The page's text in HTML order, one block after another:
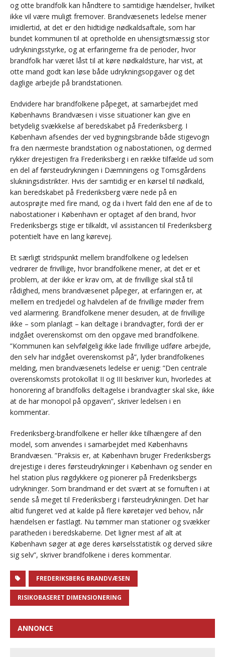
og otte brandfolk kan håndtere to samtidige hændelser, hvilket
ikke vil være muligt fremover. Brandvæsenets ledelse mener
imidlertid, at det er den hidtidige nødkaldsaftale, som har
bundet kommunen til at opretholde en uhensigtsmæssig stor
udrykningsstyrke, og at erfaringerne fra de perioder, hvor
brandfolk har været låst til at køre nødkaldsture, har vist, at
otte mand godt kan løse både udrykningsopgaver og det
daglige arbejde på brandstationen.
Endvidere har brandfolkene påpeget, at samarbejdet med
Københavns Brandvæsen i visse situationer kan give en
betydelig svækkelse af beredskabet på Frederiksberg. I
København afsendes der ved bygningsbrande både stigevogn
fra den nærmeste brandstation og nabostationen, og dermed
rykker drejestigen fra Frederiksberg i en række tilfælde ud som
en del af førsteudrykningen i Dæmningens og Tomsgårdens
slukningsdistrikter. Hvis der samtidig er en kørsel til nødkald,
kan beredskabet på Frederiksberg være nede på en
autosprøjte med fire mand, og da i hvert fald den ene af de to
nabostationer i København er optaget af den brand, hvor
Frederiksbergs stige er tilkaldt, vil assistancen til Frederiksberg
potentielt have en lang kørevej.
Et særligt stridspunkt mellem brandfolkene og ledelsen
vedrører de frivillige, hvor brandfolkene mener, at det er et
problem, at der ikke er krav om, at de frivillige skal stå til
rådighed, mens brandvæsenet påpeger, at erfaringen er, at
mellem en tredjedel og halvdelen af de frivillige møder frem
ved alarmering. Brandfolkene mener desuden, at de frivillige
ikke – som planlagt – kan deltage i brandvagter, fordi der er
indgået overenskomst om den opgave med brandfolkene.
”Kommunen kan selvfølgelig ikke lade frivillige udføre arbejde,
den selv har indgået overenskomst på”, lyder brandfolkenes
melding, men brandvæsenets ledelse er uenig: ”Den centrale
overenskomsts protokollat II og III beskriver kun, hvorledes at
honorering af brandfolks deltagelse i brandvagter skal ske, ikke
at de har monopol på opgaven”, skriver ledelsen i en
kommentar.
Frederiksberg-brandfolkene er heller ikke tilhængere af den
model, som anvendes i samarbejdet med Københavns
Brandvæsen. ”Praksis er, at København bruger Frederiksbergs
drejestige i deres førsteudrykninger i København og sender en
hel station plus røgdykkere og pionerer på Frederiksbergs
udrykninger. Som brandmand er det svært at se fornuften i at
sende så meget til Frederiksberg i førsteudrykningen. Det har
altid fungeret ved at kalde på flere køretøjer ved behov, når
hændelsen er fastlagt. Nu tømmer man stationer og svækker
paratheden i beredskaberne. Det ligner mest af alt at
København søger at øge deres kørselsstatistik og derved sikre
sig selv”, skriver brandfolkene i deres kommentar.
FREDERIKSBERG BRANDVÆSEN
RISIKOBASERET DIMENSIONERING
ANNONCE